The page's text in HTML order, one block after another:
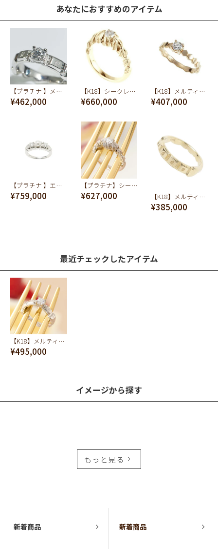
あなたにおすすめのアイテム
【プラチナ 】メルティーチョコレートダイヤモンド リング【オーダージュエリー】【受注予約】
¥462,000
【K18】シークレットシュガー&ホイップ ダイヤモンド リング【オーダージュエリー】【受注予約】
¥660,000
【K18】メルティーハニーダイヤモンド リング【オーダージュエリー】【受注予約】
¥407,000
【プラチナ 】エヴァ―ラスティングティース リング【オーダージュエリー】【受注予約】
¥759,000
【プラチナ】シークレットシュガー&ホイップ ダイヤモンド リング【オーダージュエリー】【受注予約】
¥627,000 【K18】メルティーチョコレート リング【オーダージュエリー】【受注予約】
¥385,000
最近チェックしたアイテム
【K18】メルティーチョコレートダイヤモンド リング【オーダージュエリー】【受注予約】
¥495,000
イメージから探す
もっと見る
新着商品 新着商品